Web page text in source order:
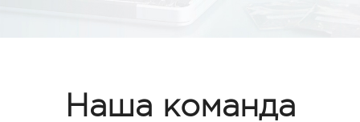
Наша команда